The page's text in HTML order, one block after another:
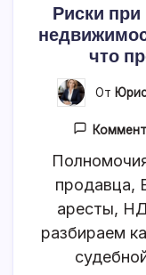
Риски
что
От
продавца,
аресты,
разбираем